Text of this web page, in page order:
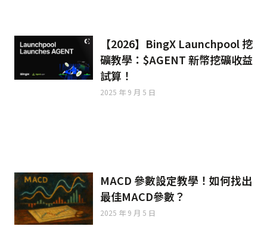
【2026】BingX Launchpool 挖
礦教學：$AGENT 新幣挖礦收益
試算！
2025 年 9 月 5 日
MACD 參數設定教學！如何找出
最佳MACD參數？
2025 年 9 月 5 日